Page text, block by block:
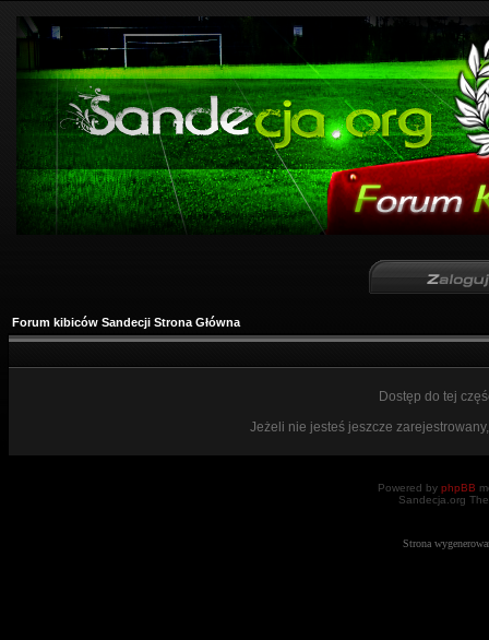
Forum kibiców Sandecji Strona Główna
Dostęp do tej
Jeżeli nie jesteś jeszcze
Powered by phpBB
Sandecja.org
Strona